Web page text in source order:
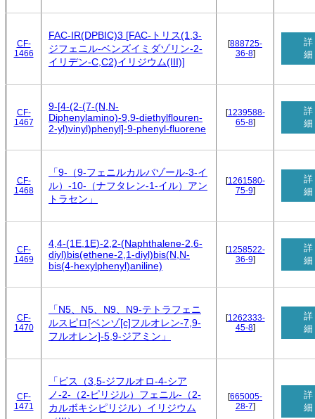
CF-
1466
FAC-IR(DPBIC)3 [FAC-トリス(1,3-
ジフェニル-ベンズイミダゾリン-2-
イリデン-C,C2)イリジウム(III)]
[888725-
36-8]
詳
細
CF-
1467
9-[4-(2-(7-(N,N-
Diphenylamino)-9,9-diethylflouren-
2-yl)vinyl)phenyl]-9-phenyl-fluorene
[1239588-
65-8]
詳
細
CF-
1468
「9-（9-フェニルカルバゾール-3-イ
ル）-10-（ナフタレン-1-イル）アン
トラセン」
[1261580-
75-9]
詳
細
CF-
1469
4,4-(1E,1E)-2,2-(Naphthalene-2,6-
diyl)bis(ethene-2,1-diyl)bis(N,N-
bis(4-hexylphenyl)aniline)
[1258522-
36-9]
詳
細
CF-
1470
「N5、N5、N9、N9-テトラフェニ
ルスピロ[ベンゾ[c]フルオレン-7,9-
フルオレン]-5,9-ジアミン」
[1262333-
45-8]
詳
細
CF-
1471
「ビス（3,5-ジフルオロ-4-シア
ノ-2-（2-ピリジル）フェニル-（2-
カルボキシピリジル）イリジウム
[665005-
28-7]
詳
細